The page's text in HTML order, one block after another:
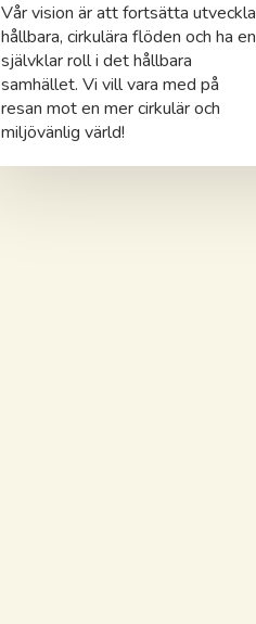
Vår vision är att fortsätta utveckla
hållbara, cirkulära flöden och ha en
självklar roll i det hållbara
samhället. Vi vill vara med på
resan mot en mer cirkulär och
miljövänlig värld!